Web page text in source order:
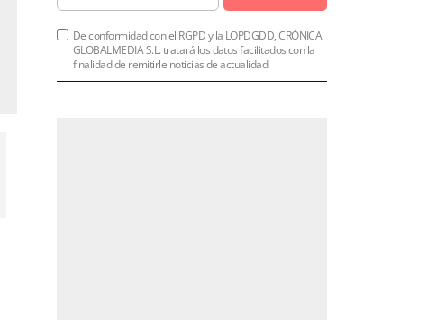
De conformidad con el RGPD y la LOPDGDD, CRÓNICA
GLOBALMEDIA S.L. tratará los datos facilitados con la
finalidad de remitirle noticias de actualidad.